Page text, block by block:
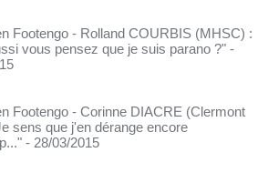
Footengo - Rolland COURBIS (MHSC) :
vous pensez que je suis parano ?" -
Footengo - Corinne DIACRE (Clermont
sens que j'en dérange encore
- 28/03/2015